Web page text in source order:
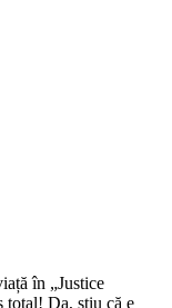
în „Justice
total! Da, știu că e